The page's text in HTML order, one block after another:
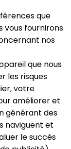
que
vous fournirons
nos
que nous
les risques
votre
améliorer et
générant des
naviguent et
le succès